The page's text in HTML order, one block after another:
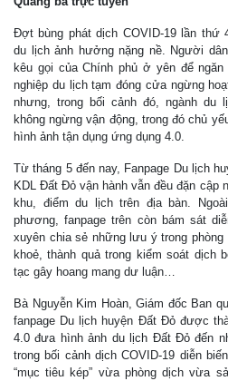
Đợt bùng phát dịch COVID-19 lần thứ
du lịch ảnh hưởng nặng nề. Người
kêu gọi của Chính phủ ở yên để
nghiệp du lịch tạm đóng cửa ngừng
nhưng, trong bối cảnh đó, ngành du
không ngừng vận động, trong đó chủ
hình ảnh tận dụng ứng dụng 4.0.
Từ tháng 5 đến nay, Fanpage Du lịch
KDL Đất Đỏ vận hành vẫn đều đặn cập
khu, điểm du lịch trên địa bàn.
phương, fanpage trên còn bám sát
xuyên chia sẻ những lưu ý trong
khoẻ, thành quả trong kiểm soát dịch
tạc gây hoang mang dư luận…
Bà Nguyễn Kim Hoàn, Giám đốc Ban
fanpage Du lịch huyện Đất Đỏ được
4.0 đưa hình ảnh du lịch Đất Đỏ đến
trong bối cảnh dịch COVID-19 diễn
“mục tiêu kép” vừa phòng dịch vừa